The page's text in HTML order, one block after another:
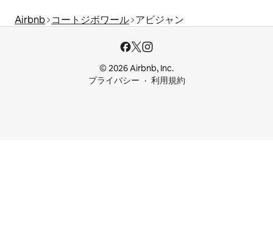
Airbnb コートジボワール アビジャン
© 2026 Airbnb, Inc.
プライバシー
利用規約